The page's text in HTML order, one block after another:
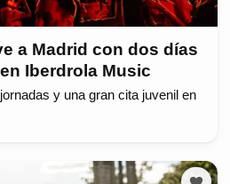
a Madrid con dos días
Iberdrola Music
y una gran cita juvenil en